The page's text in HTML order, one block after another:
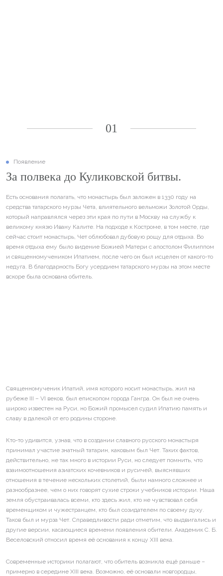
01
Появление
За полвека до Куликовской битвы.
Есть основания полагать, что монастырь был заложен в 1330 году на
средства татарского мурзы Чета, влиятельного вельможи Золотой Орды,
который направлялся через эти края по пути в Москву на службу к
великому князю Ивану Калите. На подходе к Костроме, в том месте, где
сейчас стоит монастырь, Чет облюбовал дубовую рощу для отдыха. Во
время отдыха ему было видение Божией Матери с апостолом Филиппом
и священномучеником Ипатием, после чего он был исцелен от какого-то
недуга. В благодарность Богу усердием татарского мурзы на этом месте
вскоре была основана обитель.
Священномученик Ипатий, имя которого носит монастырь, жил на
рубеже III – VI веков, был епископом города Гангра. Он был не очень
широко известен на Руси, но Божий промысел судил Ипатию память и
славу в далекой от его родины стороне.
Кто-то удивится, узнав, что в создании славного русского монастыря
принимал участие знатный татарин, каковым был Чет. Таких фактов,
действительно, не так много в истории Руси, но следует помнить, что
взаимоотношения азиатских кочевников и русичей, выяснявших
отношения в течение нескольких столетий, были намного сложнее и
разнообразнее, чем о них говорят сухие строки учебников истории. Наша
земля обустраивалась всеми, кто здесь жил, кто не чувствовал себя
временщиком и чужестранцем, кто был созидателем по своему духу.
Таков был и мурза Чет. Справедливости ради отметим, что выдвигались и
другие версии, касающиеся времени появления обители. Академик С. Б.
Веселовский относил время её основания к концу XIII века.
Современные историки полагают, что обитель возникла ещё раньше –
примерно в середине XIII века. Возможно, её основали новгородцы,